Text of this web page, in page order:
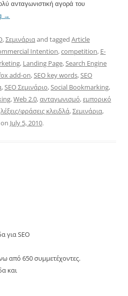
ανταγωνιστική αγορά του
→
,Σεμινάριαand tagged Article
Intention,competition, E-
, Landing Page,Search Engine
add-on,SEO key words,SEO
,SEO Σεμινάριο,Social Bookmarking,
,Web 2.0,ανταγωνισμό,εμπορικό
λέξεις/φράσεις κλειδλά,Σεμινάρια,
on July 5, 2010.
για SEO
από 650 συμμετέχοντες.
και